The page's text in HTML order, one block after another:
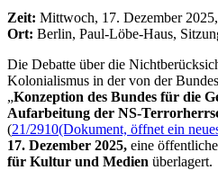
Zeit: Mittwoch, 17. Dezember
Ort: Berlin, Paul-Löbe-Haus,
Die Debatte über die
Kolonialismus in der von der
„Konzeption des Bundes für die
Aufarbeitung der NS-
(21/2910(Dokument, öffnet ein
17. Dezember 2025, eine
für Kultur und Medien überlagert.